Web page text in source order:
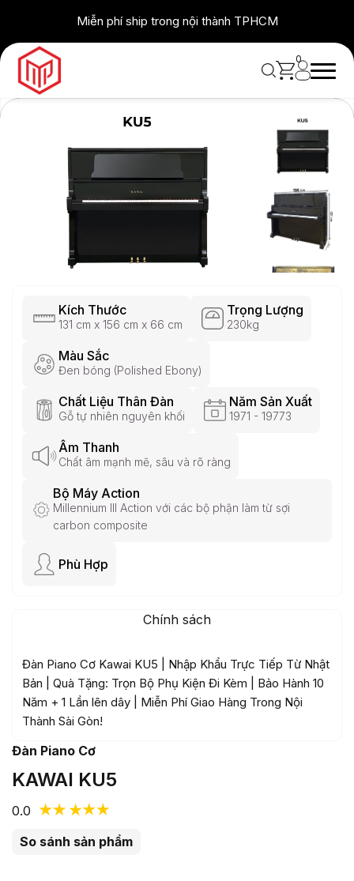
content
Miễn phí ship trong nội thành TPHCM
0
Kích Thước
131 cm x 156 cm x 66 cm
Trọng Lượng
230kg
Màu Sắc
Đen bóng (Polished Ebony)
Chất Liệu Thân Đàn
Gỗ tự nhiên nguyên khối
Năm Sản Xuất
1971 - 19773
Âm Thanh
Chất âm mạnh mẽ, sâu và rõ ràng
Bộ Máy Action
Millennium III Action với các bộ phận làm từ sợi
carbon composite
Phù Hợp
Chính sách
Đàn Piano Cơ Kawai KU5 | Nhập Khẩu Trực Tiếp Từ Nhật
Bản | Quà Tặng: Trọn Bộ Phụ Kiện Đi Kèm | Bảo Hành 10
Năm + 1 Lần lên dây | Miễn Phí Giao Hàng Trong Nội
Thành Sài Gòn!
Đàn Piano Cơ
KAWAI KU5
0.0
So sánh sản phẩm